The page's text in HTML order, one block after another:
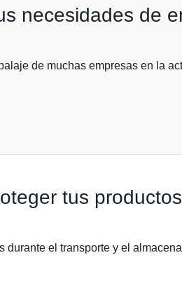
necesidades de
de muchas empresas en la
tus productos
el transporte y el